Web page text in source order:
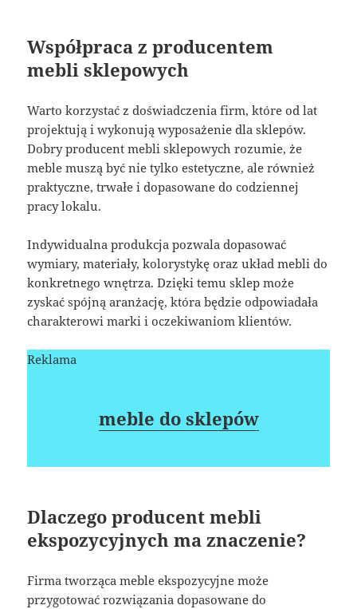
Współpraca z producentem
mebli sklepowych
Warto korzystać z doświadczenia firm, które od lat
projektują i wykonują wyposażenie dla sklepów.
Dobry producent mebli sklepowych rozumie, że
meble muszą być nie tylko estetyczne, ale również
praktyczne, trwałe i dopasowane do codziennej
pracy lokalu.
Indywidualna produkcja pozwala dopasować
wymiary, materiały, kolorystykę oraz układ mebli do
konkretnego wnętrza. Dzięki temu sklep może
zyskać spójną aranżację, która będzie odpowiadała
charakterowi marki i oczekiwaniom klientów.
Reklama
meble do sklepów
Dlaczego producent mebli
ekspozycyjnych ma znaczenie?
Firma tworząca meble ekspozycyjne może
przygotować rozwiązania dopasowane do